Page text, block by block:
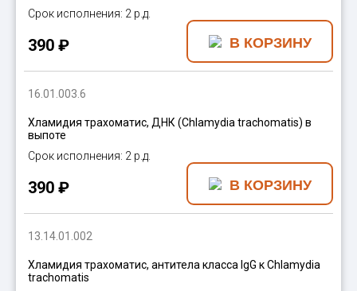
2 р.д.
390 ₽
16.01.003.6
Хламидия трахоматис, ДНК (Chlamydia trachomatis) в
выпоте
2 р.д.
390 ₽
13.14.01.002
Хламидия трахоматис, антитела класса IgG к Chlamydia
trachomatis